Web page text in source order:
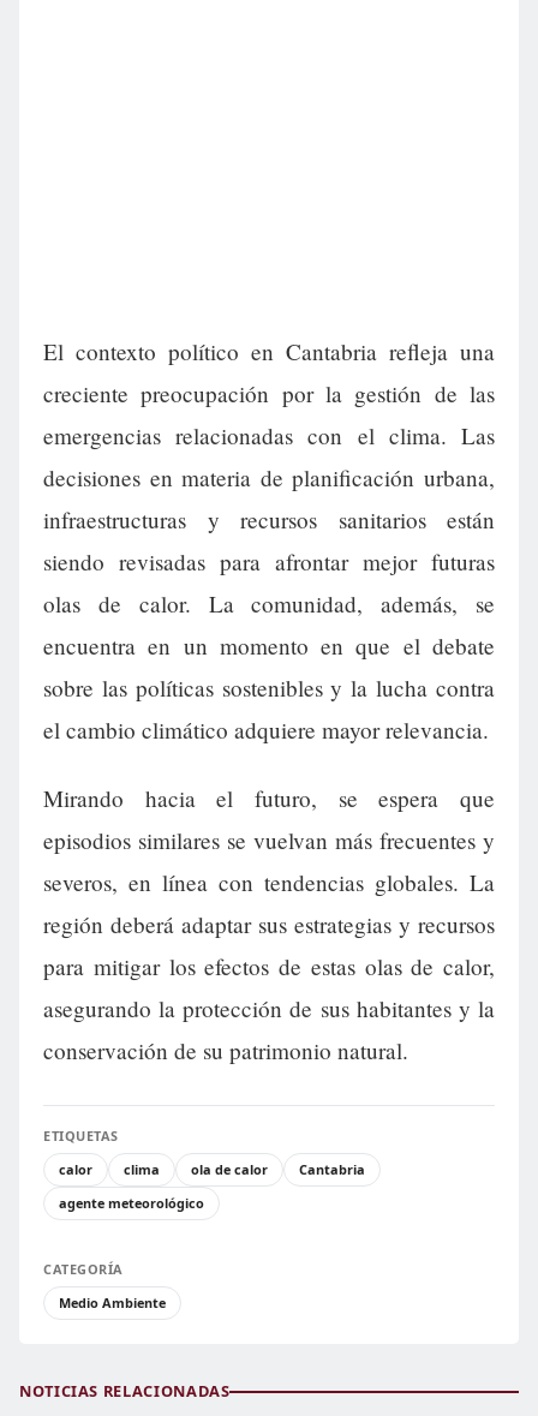
El contexto político en Cantabria refleja una
creciente preocupación por la gestión de las
emergencias relacionadas con el clima. Las
decisiones en materia de planificación urbana,
infraestructuras y recursos sanitarios están
siendo revisadas para afrontar mejor futuras
olas de calor. La comunidad, además, se
encuentra en un momento en que el debate
sobre las políticas sostenibles y la lucha contra
el cambio climático adquiere mayor relevancia.
Mirando hacia el futuro, se espera que
episodios similares se vuelvan más frecuentes y
severos, en línea con tendencias globales. La
región deberá adaptar sus estrategias y recursos
para mitigar los efectos de estas olas de calor,
asegurando la protección de sus habitantes y la
conservación de su patrimonio natural.
ETIQUETAS
calor
clima ola de calor
Cantabria
agente meteorológico
CATEGORÍA
Medio Ambiente
NOTICIAS RELACIONADAS